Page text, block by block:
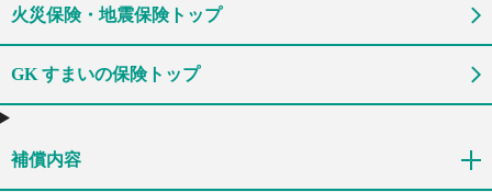
火災保険・地震保険トップ
GK すまいの保険トップ
補償内容